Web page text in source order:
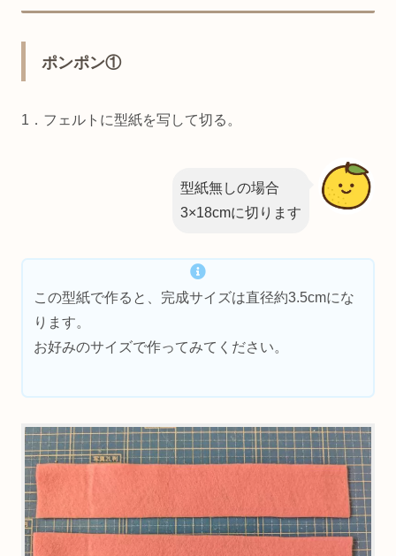
ポンポン①
1．フェルトに型紙を写して切る。
3×18cmに切ります
この型紙で作ると、完成サイズは直径約3.5cmにな
ります。